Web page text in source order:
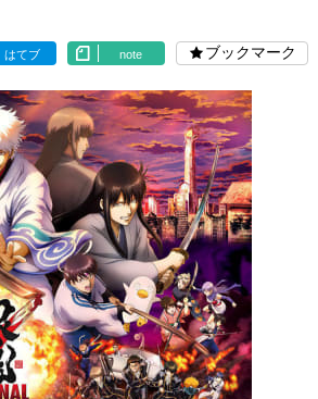
はてブ note ブックマーク